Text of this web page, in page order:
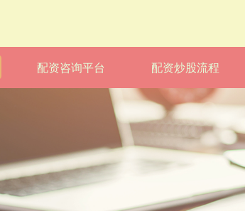
配资咨询平台 配资炒股流程